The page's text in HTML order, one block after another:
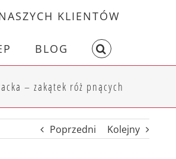
KLIENTÓW
BLOG
– zakątek róż pnących
Poprzedni Kolejny